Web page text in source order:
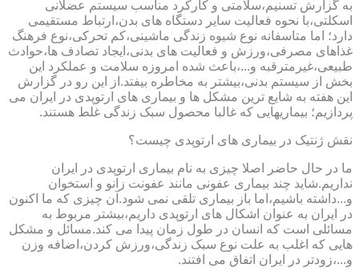
به گزارش تسنیم،سلامتی و کارکرد مناسب سیستم عضلانی
اسکلتی،با نحوه فعالیت سایر دستگاه های بدن،ارتباط مستقیمی
دارد؛ اما متاسفانه نوع شیوه زندگی ماشینی،کم تحرکی،نوع فرهنگ
غذاهای مصرفی،ورزش و فعالیت های بدنی،ایجاد تصادف ها،حوادث
طبیعی،غیرمترقبه و...،باعث شده امروزه سلامت و عملکرد این
بخش از سیستم بدنی،بیشتر به مخاطره بیفتد.از این رو در گزارش
این هفته به شایع ترین مشکل ها و بیماری های ارتوپدی در ایران می
پردازیم؛ بیماریهایی که غالبا محصول سبک زندگی غلط هستند.
نقش ژنتیک در بیماری های ارتوپدی چیست؟
ما در حال حاضر اصلا چیزی به نام بیماری ارتوپدی در ایران
نداریم.شاید چند بیماری عفونی مانند عفونت زانو و استخوان
و...داشته باشیم،اما باز بیماری تلقی نمی شود.آن چیزی که ما اکنون
در ایران به عنوان اشکال های ارتوپدی داریم،بیشتر مربوط به
مسائلی است که انسان در طول زمان پیدا می کند.مسائل و مشکل
هایی که اغلب به علت نوع سبک زندگی،ورزش کردن،اضافه وزن
و...،زودتر در ایران اتفاق می افتند.